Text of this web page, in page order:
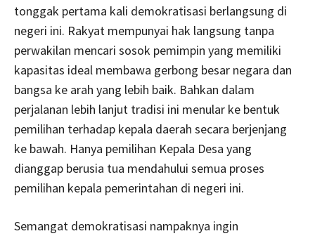
tonggak pertama kali demokratisasi berlangsung di
negeri ini. Rakyat mempunyai hak langsung tanpa
perwakilan mencari sosok pemimpin yang memiliki
kapasitas ideal membawa gerbong besar negara dan
bangsa ke arah yang lebih baik. Bahkan dalam
perjalanan lebih lanjut tradisi ini menular ke bentuk
pemilihan terhadap kepala daerah secara berjenjang
ke bawah. Hanya pemilihan Kepala Desa yang
dianggap berusia tua mendahului semua proses
pemilihan kepala pemerintahan di negeri ini.
Semangat demokratisasi nampaknya ingin